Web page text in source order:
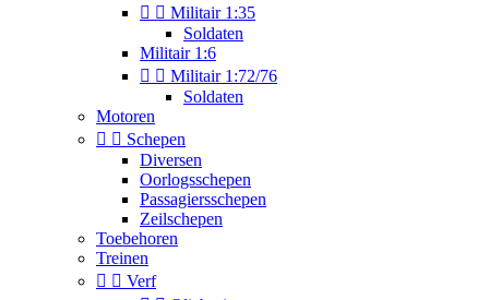
  Militair 1:35
Soldaten
Militair 1:6
  Militair 1:72/76
Soldaten
Motoren
  Schepen
Diversen
Oorlogsschepen
Passagiersschepen
Zeilschepen
Toebehoren
Treinen
  Verf